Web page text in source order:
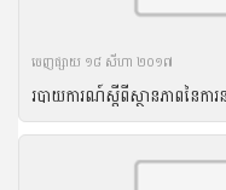
ចេញ​ផ្សាយ​ ១៨ សីហា ២០១៧